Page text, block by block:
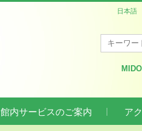
日本語
館内サービスのご案内 ア